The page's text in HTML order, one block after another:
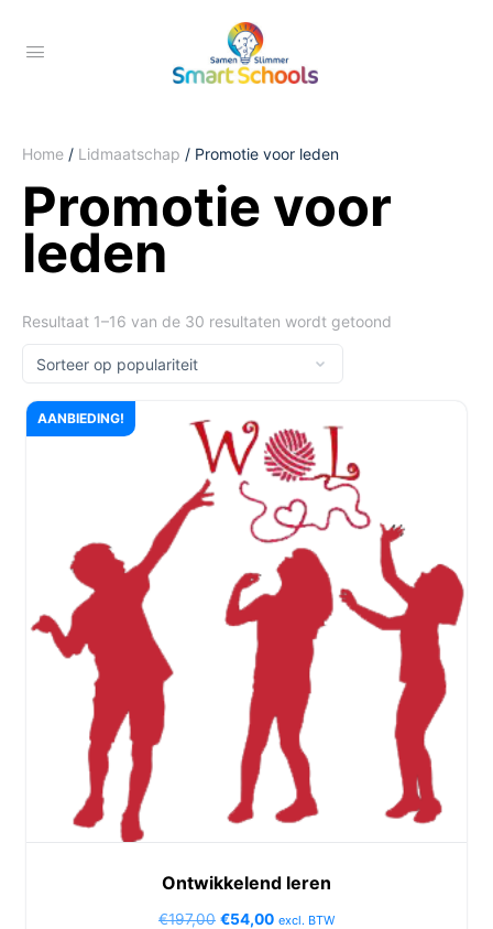
Home / Lidmaatschap / Promotie voor leden
Promotie voor
leden
Resultaat 1–16 van de 30 resultaten wordt getoond
AANBIEDING!
Ontwikkelend leren
€197,00 €54,00 excl. BTW